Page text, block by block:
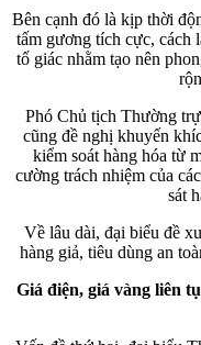
Bên cạnh đó là kịp thời
tấm gương tích cực, cách
tố giác nhằm tạo nên
Phó Chủ tịch Thường
cũng đề nghị khuyến
kiểm soát hàng hóa từ
cường trách nhiệm của
sát
Về lâu dài, đại biểu đề
hàng giả, tiêu dùng an
Giá điện, giá vàng liên